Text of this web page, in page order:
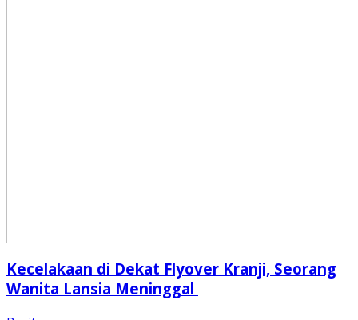
Kecelakaan di Dekat Flyover Kranji, Seorang
Wanita Lansia Meninggal